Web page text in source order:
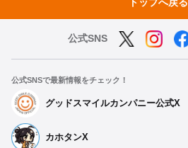
公式SNS
公式SNSで最新情報をチェック！
グッドスマイルカンパニー公式X
カホタンX